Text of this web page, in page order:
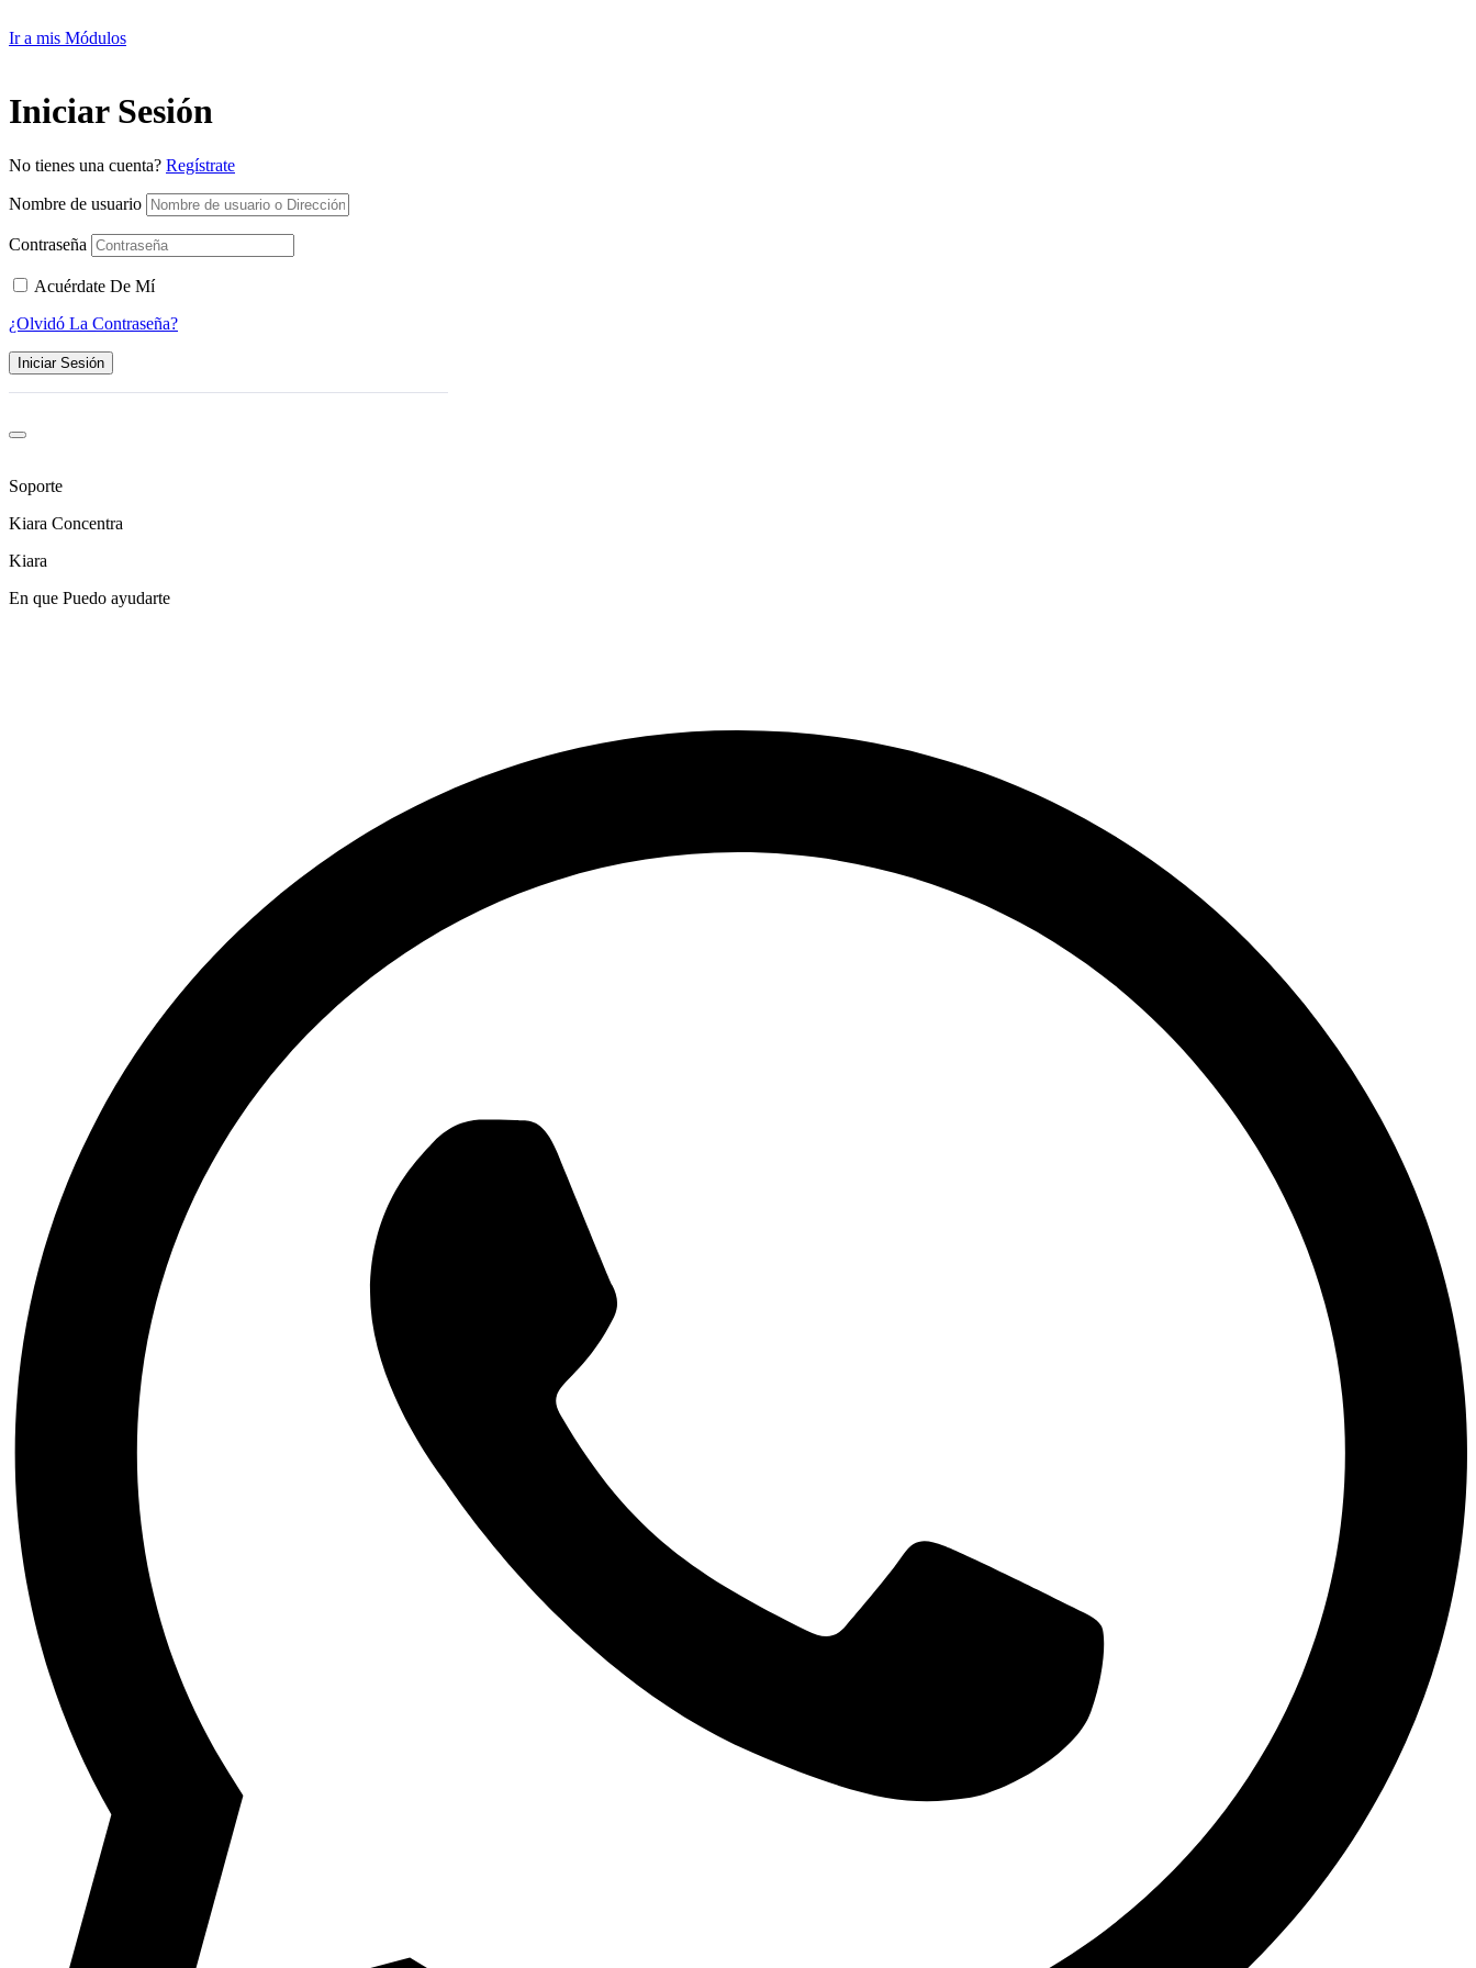
Ir a mis Módulos
Iniciar Sesión
No tienes una cuenta? Regístrate
Nombre de usuario
Contraseña
Acuérdate De Mí
¿Olvidó La Contraseña?
Iniciar Sesión
Soporte
Kiara Concentra
Kiara
En que Puedo ayudarte